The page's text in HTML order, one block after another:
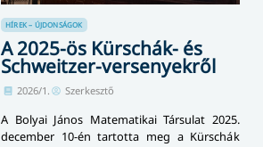
HÍREK – ÚJDONSÁGOK
A 2025-ös Kürschák- és
Schweitzer-versenyekről
2026/1. Szerkesztő
A Bolyai János Matematikai Társulat 2025.
december 10-én tartotta meg a Kürschák